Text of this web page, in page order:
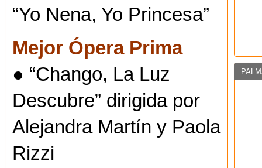
“Yo Nena, Yo Princesa”
Mejor Ópera Prima
● “Chango, La Luz
Descubre” dirigida por
Alejandra Martín y Paola
Rizzi